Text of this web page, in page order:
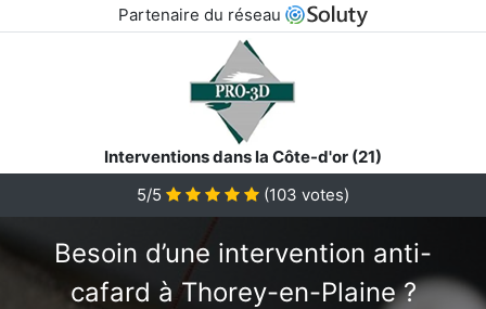
Partenaire du réseau
Interventions dans la Côte-d'or (21)
5/5
(103 votes)
Besoin d’une intervention anti-
cafard à Thorey-en-Plaine ?